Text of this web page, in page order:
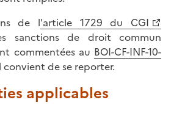
de l'article 1729 du CGI
sanctions de droit commun
commentées au BOI-CF-INF-10-
convient de se reporter.
applicables